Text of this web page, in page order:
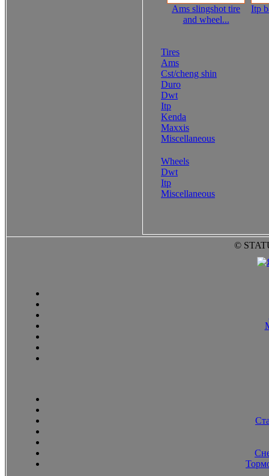
Ams slingshot tire
and wheel...
Itp
Tires
Ams
Cst/cheng shin
Duro
Dwt
Itp
Kenda
Maxxis
Miscellaneous
Wheels
Dwt
Itp
Miscellaneous
©